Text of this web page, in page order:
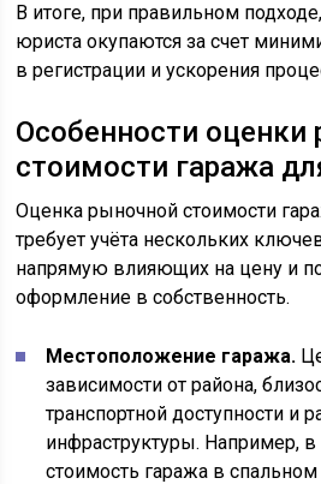
В итоге, при правильном
юриста окупаются за счет
в регистрации и ускорения
Особенности оценки
стоимости гаража
Оценка рыночной стоимости
требует учёта нескольких
напрямую влияющих на цену и
оформление в собственность.
Местоположение гаража.
зависимости от района,
транспортной доступности и
инфраструктуры. Например,
стоимость гаража в